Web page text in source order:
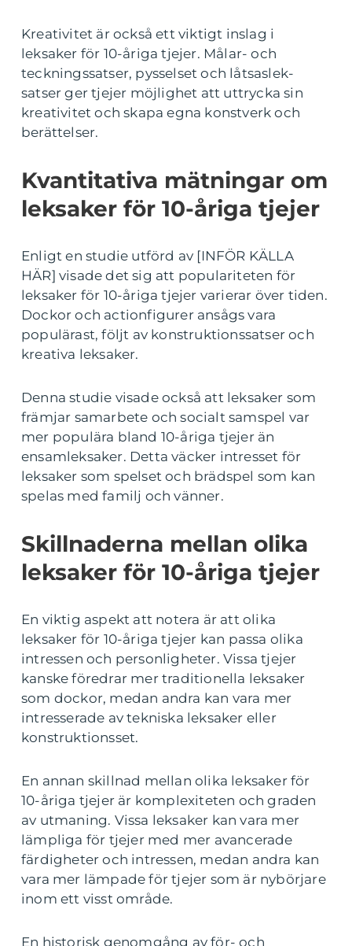
Kreativitet är också ett viktigt inslag i
leksaker för 10-åriga tjejer. Målar- och
teckningssatser, pysselset och låtsaslek-
satser ger tjejer möjlighet att uttrycka sin
kreativitet och skapa egna konstverk och
berättelser.
Kvantitativa mätningar om
leksaker för 10-åriga tjejer
Enligt en studie utförd av [INFÖR KÄLLA
HÄR] visade det sig att populariteten för
leksaker för 10-åriga tjejer varierar över tiden.
Dockor och actionfigurer ansågs vara
populärast, följt av konstruktionssatser och
kreativa leksaker.
Denna studie visade också att leksaker som
främjar samarbete och socialt samspel var
mer populära bland 10-åriga tjejer än
ensamleksaker. Detta väcker intresset för
leksaker som spelset och brädspel som kan
spelas med familj och vänner.
Skillnaderna mellan olika
leksaker för 10-åriga tjejer
En viktig aspekt att notera är att olika
leksaker för 10-åriga tjejer kan passa olika
intressen och personligheter. Vissa tjejer
kanske föredrar mer traditionella leksaker
som dockor, medan andra kan vara mer
intresserade av tekniska leksaker eller
konstruktionsset.
En annan skillnad mellan olika leksaker för
10-åriga tjejer är komplexiteten och graden
av utmaning. Vissa leksaker kan vara mer
lämpliga för tjejer med mer avancerade
färdigheter och intressen, medan andra kan
vara mer lämpade för tjejer som är nybörjare
inom ett visst område.
En historisk genomgång av för- och